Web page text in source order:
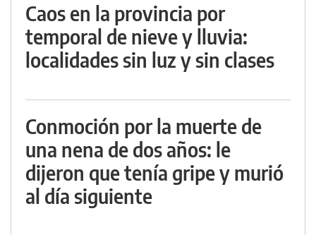
Caos en la provincia por
temporal de nieve y lluvia:
localidades sin luz y sin clases
Conmoción por la muerte de
una nena de dos años: le
dijeron que tenía gripe y murió
al día siguiente